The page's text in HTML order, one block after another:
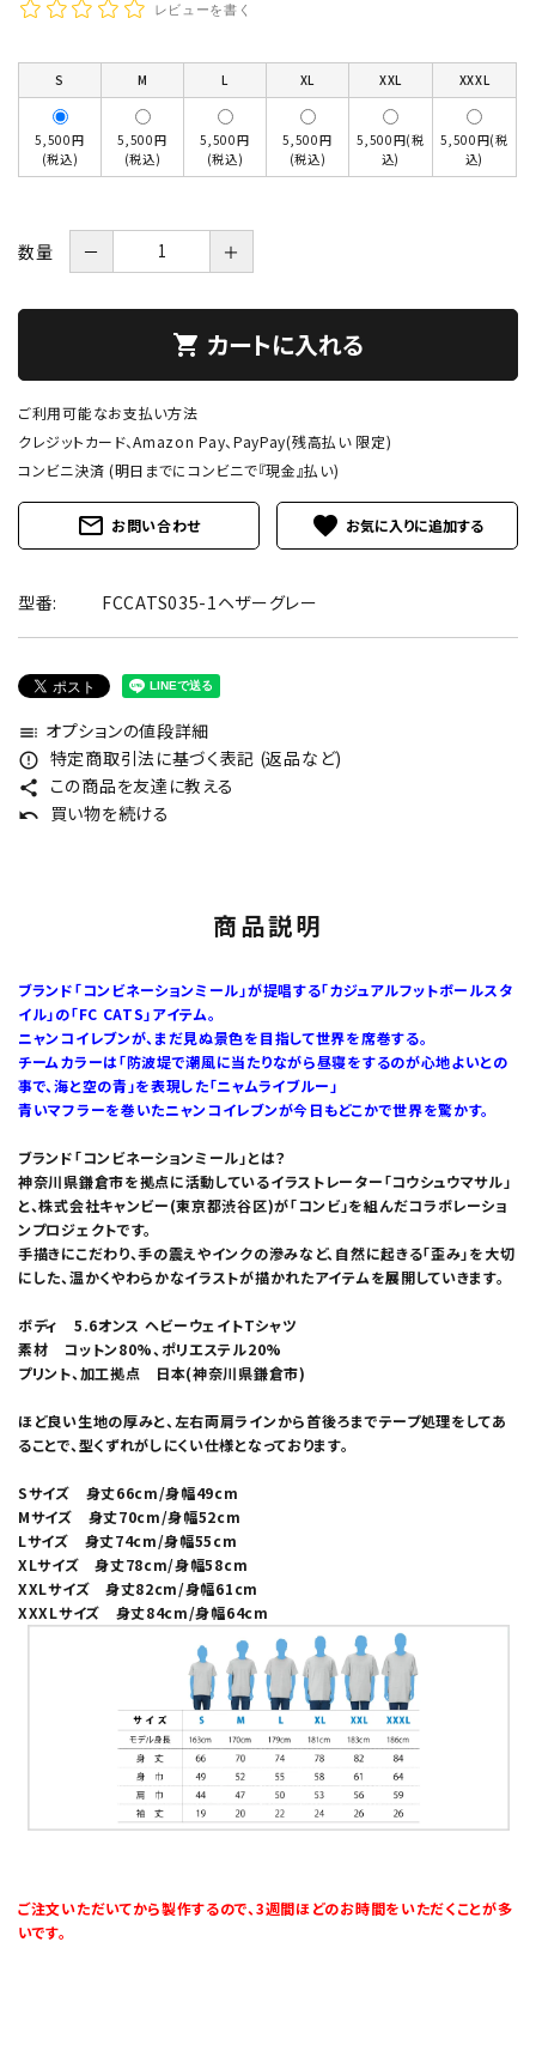
レビューを書く
S M L XL XXL XXXL
5,500円
(税込)
5,500円
(税込)
5,500円
(税込)
5,500円
(税込)
5,500円(税
込)
5,500円(税
込)
数量 － ＋
shopping_cart カートに入れる
ご利用可能なお支払い方法
クレジットカード、Amazon Pay、PayPay(残高払い 限定)
コンビニ決済 (明日までにコンビニで『現金』払い)
mail_outline お問い合わせ favorite
型番: FCCATS035-1ヘザーグレー
toc オプションの値段詳細
error_outline 特定商取引法に基づく表記 (返品など)
share この商品を友達に教える
undo 買い物を続ける
商品説明
ブランド「コンビネーションミール」が提唱する「カジュアルフットボールスタ
イル」の「FC CATS」アイテム。
ニャンコイレブンが、まだ見ぬ景色を目指して世界を席巻する。
チームカラーは「防波堤で潮風に当たりながら昼寝をするのが心地よいとの
事で、海と空の青」を表現した「ニャムライブルー」
青いマフラーを巻いたニャンコイレブンが今日もどこかで世界を驚かす。
ブランド「コンビネーションミール」とは？
神奈川県鎌倉市を拠点に活動しているイラストレーター「コウシュウマサル」
と、株式会社キャンビー(東京都渋谷区)が「コンビ」を組んだコラボレーショ
ンプロジェクトです。
手描きにこだわり、手の震えやインクの滲みなど、自然に起きる「歪み」を大切
にした、温かくやわらかなイラストが描かれたアイテムを展開していきます。
ボディ 5.6オンス ヘビーウェイトTシャツ
素材 コットン80%、ポリエステル20%
プリント、加工拠点 日本(神奈川県鎌倉市)
ほど良い生地の厚みと、左右両肩ラインから首後ろまでテープ処理をしてあ
ることで、型くずれがしにくい仕様となっております。
Sサイズ 身丈66cm/身幅49cm
Mサイズ 身丈70cm/身幅52cm
Lサイズ 身丈74cm/身幅55cm
XLサイズ 身丈78cm/身幅58cm
XXLサイズ 身丈82cm/身幅61cm
XXXLサイズ 身丈84cm/身幅64cm
ご注文いただいてから製作するので、3週間ほどのお時間をいただくことが多
いです。